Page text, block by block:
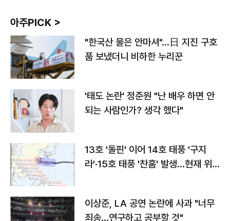
아주PICK >
"한국산 물은 안마셔"…日 지진 구호
품 보냈더니 비하한 누리꾼
'태도 논란' 정준원 "난 배우 하면 안
되는 사람인가? 생각 했다"
13호 '돌핀' 이어 14호 태풍 '구지
라'·15호 태풍 '찬홈' 발생…현재 위
이상준, LA 공연 논란에 사과 "너무
죄송…연구하고 공부할 것"